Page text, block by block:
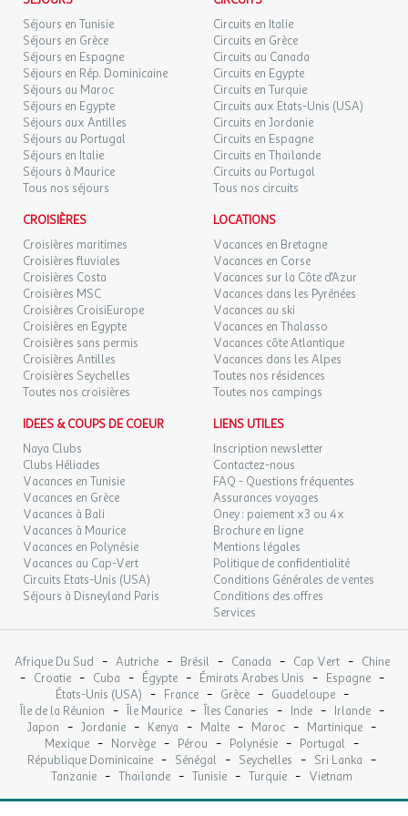
Des loisirs variés sur place
Pour rythmer vos journées, de nombreuses infrastructures sont à
disposition :
Terrain multisports, beach-volley, skate park, mini-golf
Aire de jeux pour enfants de 2 à 11 ans et salle de jeux
Location de vélos pour explorer les environs
Animations toute la saison
En vacances scolaires, place à la convivialité et au divertissement
:
Activités sportives et ludiques : aquagym, tournois, jeux
Soirées à thème pour toute la famille
Clubs Enfants (4-10 ans) et Club Ados (11-17 ans) avec
programmes adaptés (spectacles, bricolages, jeux
extérieurs...)
Services haut de gamme pour un séjour serein
Le camping met à disposition des équipements pratiques pour
faciliter votre quotidien :
Bar/brasserie et épicerie avec pain et viennoiseries
Laverie et salle de remise en forme
supplément)
Bon à savoir
Camping ouvert d'avril à novembre
Clubs enfants et animations proposés pendant les
vacances scolaires uniquement
Mineurs non accompagnés non acceptés
Groupes de jeunes non admis
Certains services/activités sont proposés uniquement en
haute saison
Pourquoi choisir ce camping ?
Parc aquatique complet couvert et extérieur avec
nouveautés
Proche des plages et des Sables d'Olonne
Nombreuses infrastructures sportives et de loisirs
Clubs enfants et ados avec programmes ludiques et
22
SEPT.
189 €
MER.
23
SEPT.
219 €
26/09/2026
JEU.
24
SEPT.
239 €
Retour le
27/09/2026
25
SEPT.
SAM.
26
SEPT.
209 €
Retour le
29/09/2026
DIM.
27
SEPT.
189 €
Retour le
30/09/2026
28 189 €
Retour le
MAR.
29
Retour le
MER.
30
SEPT.
219 €
Retour le
oct. 2026
JEU.
OCT.
239 €
VEN.
02
OCT.
239 € /hébergement
Retour le
05/10/2026
SAM.
03
OCT.
209 € /hébergement
Retour le
06/10/2026
04 189 €/hébergement
Retour le
Séjours en Tunisie
Séjours en Grèce
Séjours en Espagne
Séjours en Rép. Dominicaine
Séjours au Maroc
Séjours en Egypte
Séjours aux Antilles
Séjours au Portugal
Séjours en Italie
Séjours à Maurice
Tous nos séjours
Circuits en Italie
Circuits en Grèce
Circuits au Canada
Circuits en Egypte
Circuits en Turquie
Circuits aux Etats-Unis (USA)
Circuits en Jordanie
Circuits en Espagne
Circuits en Thaïlande
Circuits au Portugal
Tous nos circuits
CROISIÈRES
Croisières maritimes
Croisières fluviales
Croisières Costa
Croisières MSC
Croisières CroisiEurope
Croisières en Egypte
Croisières sans permis
Croisières Antilles
Croisières Seychelles
Toutes nos croisières
LOCATIONS
Vacances en Bretagne
Vacances en Corse
Vacances sur la Côte d'Azur
Vacances dans les Pyrénées
Vacances au ski
Vacances en Thalasso
Vacances côte Atlantique
Vacances dans les Alpes
Toutes nos résidences
Toutes nos campings
IDEES & COUPS DE COEUR
Naya Clubs
Clubs Héliades
Vacances en Tunisie
Vacances en Grèce
Vacances à Bali
Vacances à Maurice
Vacances en Polynésie
Vacances au Cap-Vert
Circuits Etats-Unis (USA)
Séjours à Disneyland Paris
LIENS UTILES
Inscription newsletter
Contactez-nous
FAQ - Questions fréquentes
Assurances voyages
Oney : paiement x3 ou 4x
Brochure en ligne
Mentions légales
Politique de confidentialité
Conditions Générales de ventes
Conditions des offres
Services
Afrique Du Sud - Autriche - Brésil - Canada - Cap Vert - Chine
- Croatie - Cuba - Égypte - Émirats Arabes Unis - Espagne -
États-Unis (USA) - France - Grèce - Guadeloupe -
Île de la Réunion - Île Maurice - Îles Canaries - Inde - Irlande -
Japon - Jordanie - Kenya - Malte - Maroc - Martinique -
Mexique - Norvège - Pérou - Polynésie - Portugal -
République Dominicaine - Sénégal - Seychelles - Sri Lanka -
Tanzanie - Thaïlande - Tunisie - Turquie - Vietnam